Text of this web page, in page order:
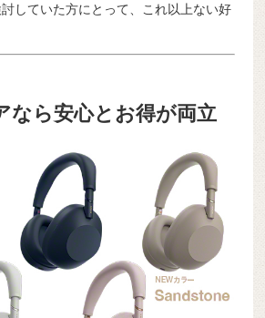
していた方にとって、これ以上ない好
なら安心とお得が両立